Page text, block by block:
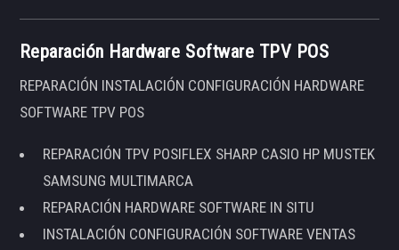
Reparación Hardware Software TPV POS
REPARACIÓN INSTALACIÓN CONFIGURACIÓN HARDWARE
SOFTWARE TPV POS
REPARACIÓN TPV POSIFLEX SHARP CASIO HP MUSTEK
SAMSUNG MULTIMARCA
REPARACIÓN HARDWARE SOFTWARE IN SITU
INSTALACIÓN CONFIGURACIÓN SOFTWARE VENTAS